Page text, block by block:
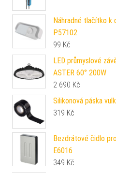
Náhradné tlačítko k
P57102
99 Kč
LED průmyslové
ASTER 60° 200W
2 690 Kč
Silikonová páska
319 Kč
Bezdrátové čidlo
E6016
349 Kč